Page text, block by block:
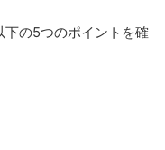
バーチャルオフィス
ら徒歩圏内で、一等
のシンプルな内容
の5つのポイントを確